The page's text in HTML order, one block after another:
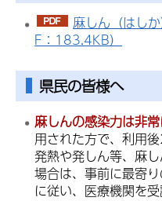
麻しん（はし
F：183.4KB）
県民の皆様へ
麻しんの感染力は非
用された方で、利用
発熱や発しん等、麻
場合は、事前に最寄
に従い、医療機関を受